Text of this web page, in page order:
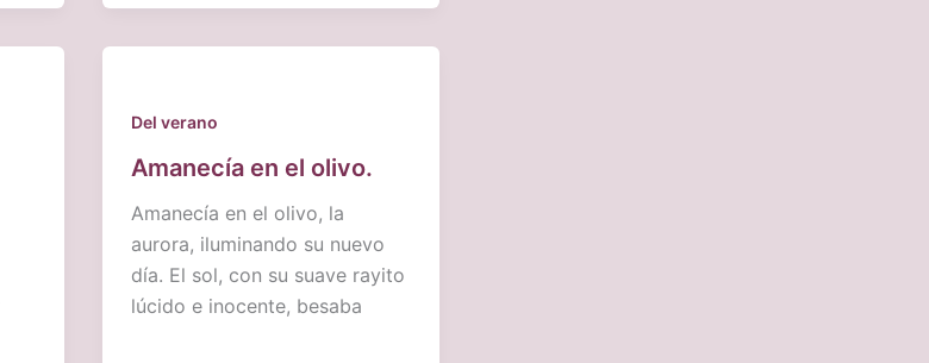
Del verano
Amanecía en el olivo.
Amanecía en el olivo, la
aurora, iluminando su nuevo
día. El sol, con su suave rayito
lúcido e inocente, besaba